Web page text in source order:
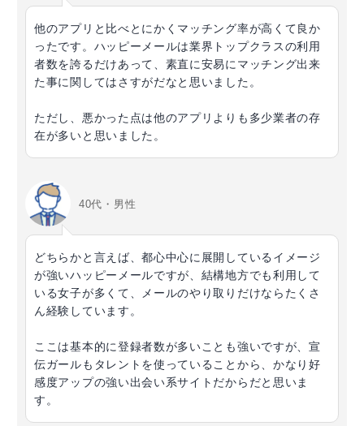
他のアプリと比べとにかくマッチング率が高くて良か
ったです。ハッピーメールは業界トップクラスの利用
者数を誇るだけあって、素直に安易にマッチング出来
た事に関してはさすがだなと思いました。
ただし、悪かった点は他のアプリよりも多少業者の存
在が多いと思いました。
40代・男性
どちらかと言えば、都心中心に展開しているイメージ
が強いハッピーメールですが、結構地方でも利用して
いる女子が多くて、メールのやり取りだけならたくさ
ん経験しています。
ここは基本的に登録者数が多いことも強いですが、宣
伝ガールもタレントを使っていることから、かなり好
感度アップの強い出会い系サイトだからだと思いま
す。